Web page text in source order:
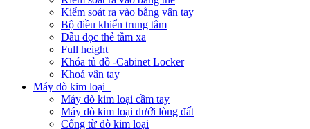
Kiểm soát ra vào bằng vân tay
Bộ điều khiển trung tâm
Đầu đọc thẻ tầm xa
Full height
Khóa tủ đồ -Cabinet Locker
Khoá vân tay
Máy dò kim loại
Máy dò kim loại cầm tay
Máy dò kim loại dưới lòng đất
Cổng từ dò kim loại